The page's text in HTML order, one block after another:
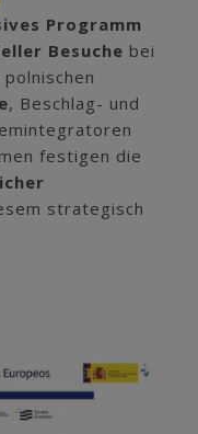
Programm
Besuche bei
, Beschlag- und
festigen die
strategisch